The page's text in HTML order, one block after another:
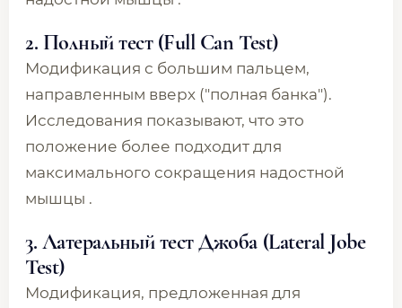
2. Полный тест (Full Can Test)
Модификация с большим пальцем,
направленным вверх ("полная банка").
Исследования показывают, что это
положение более подходит для
максимального сокращения надостной
мышцы .
3. Латеральный тест Джоба (Lateral Jobe
Test)
Модификация, предложенная для